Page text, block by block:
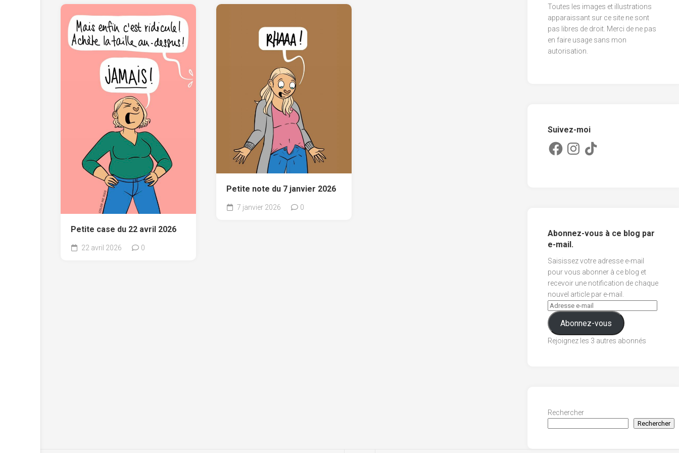
Petite case du 22 avril 2026
22 avril 2026 0
Petite note du 7 janvier 2026
7 janvier 2026 0
Toutes les images et illustrations
apparaissant sur ce site ne sont
pas libres de droit. Merci de ne pas
en faire usage sans mon
autorisation.
Suivez-moi
FacebookInstagram
TikTok
Abonnez-vous à ce blog par
e-mail.
Saisissez votre adresse e-mail
pour vous abonner à ce blog et
recevoir une notification de chaque
nouvel article par e-mail.
Abonnez-vous
Rejoignez les 3 autres abonnés
Rechercher
Rechercher